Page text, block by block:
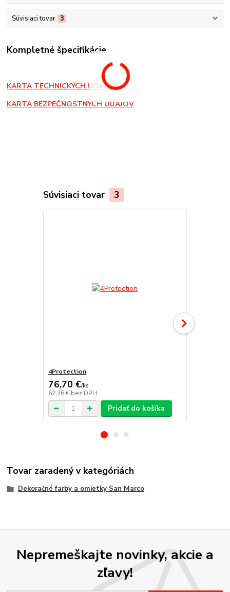
Súvisiaci tovar 3
Kompletné špecifikácie
KARTA TECHNICKÝCH ÚDAJOV
KARTA BEZPEČNOSTNÝCH ÚDAJOV
Súvisiaci tovar 3
4Protection
76,70 €/ks
62,36 € bez DPH
Pridať do košíka
Tovar zaradený v kategóriách
Dekoračné farby a omietky San Marco
Nepremeškajte novinky, akcie a
zľavy!